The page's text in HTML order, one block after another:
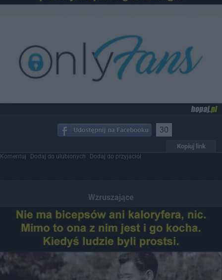
30
Kopiuj link
Komentuj Dodaj do ulubionych Dodaj do przyjaciół
Wzruszające